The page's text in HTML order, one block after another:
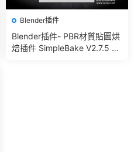
Blender插件
Blender插件- PBR材質貼圖烘
焙插件 SimpleBake V2.7.5 –